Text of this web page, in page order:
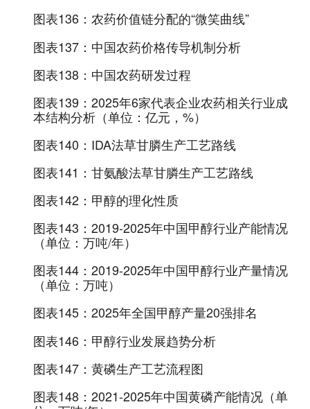
图表136： 农药价值链分配的“微笑曲线”
图表137： 中国农药价格传导机制分析
图表138： 中国农药研发过程
图表139： 2025年6家代表企业农药相关行业成
本结构分析（单位：亿元，%）
图表140： IDA法草甘膦生产工艺路线
图表141： 甘氨酸法草甘膦生产工艺路线
图表142： 甲醇的理化性质
图表143： 2019-2025年中国甲醇行业产能情况
（单位：万吨/年）
图表144： 2019-2025年中国甲醇行业产量情况
（单位：万吨）
图表145： 2025年全国甲醇产量20强排名
图表146： 甲醇行业发展趋势分析
图表147： 黄磷生产工艺流程图
图表148： 2021-2025年中国黄磷产能情况（单